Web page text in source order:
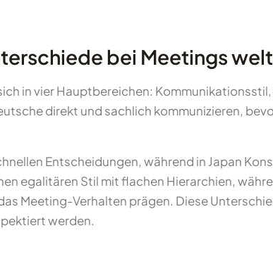
bei Meetings
in vier Hauptbereichen:
direkt und sachlich kommunizieren,
Entscheidungen, während in Japan
egalitären Stil mit flachen Hierarchien,
Meeting-Verhalten prägen. Diese
werden.